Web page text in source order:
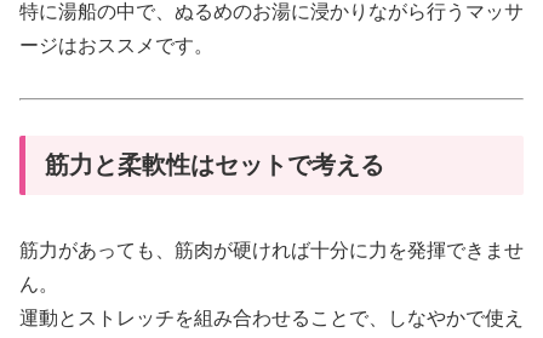
特に湯船の中で、ぬるめのお湯に浸かりながら行うマッサ
ージはおススメです。
筋力と柔軟性はセットで考える
筋力があっても、筋肉が硬ければ十分に力を発揮できませ
ん。
運動とストレッチを組み合わせることで、しなやかで使え